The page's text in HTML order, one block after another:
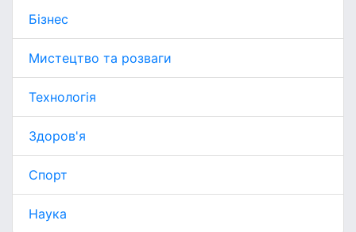
Бізнес
Мистецтво та розваги
Технологія
Здоров'я
Спорт
Наука